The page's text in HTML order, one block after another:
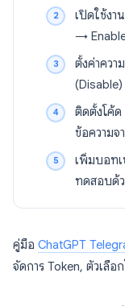
เปิดใช้ง
→
ตั้งค่าควา
ติดตั้งโค้ด
ข้อความจ
เพิ่มบอท
ทดสอบด้
คู่มือ ChatGPT
จัดการ Token, ตัวเลื